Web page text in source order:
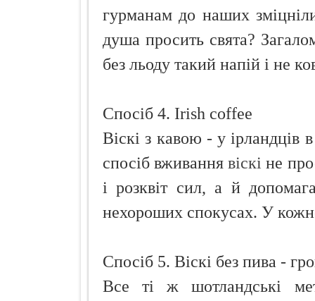
гурманам до наших
душа просить свята?
без льоду такий напій і не
Спосіб 4. Irish coffee
Віскі з кавою - у
спосіб вживаннявіскі не
і розквіт сил, а й
нехороших спокусах. У
Спосіб 5. Віскі без пива -
Все ті ж шотландські